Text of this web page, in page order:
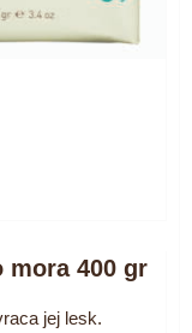
mora 400 gr
jej lesk.